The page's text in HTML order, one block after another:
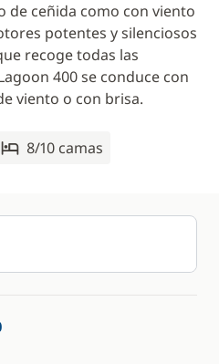
de ceñida como con viento
potentes y silenciosos
recoge todas las
400 se conduce con
viento o con brisa.
8/10 camas